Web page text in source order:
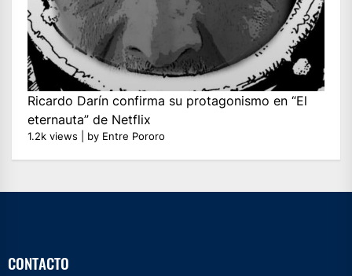
Ricardo Darín confirma su protagonismo en “El
eternauta” de Netflix
1.2k views by Entre Pororo
CONTACTO